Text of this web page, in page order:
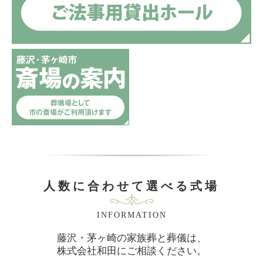
人数に合わせて選べる式場
INFORMATION
藤沢・茅ヶ崎の家族葬と葬儀は、
株式会社和田にご相談ください。